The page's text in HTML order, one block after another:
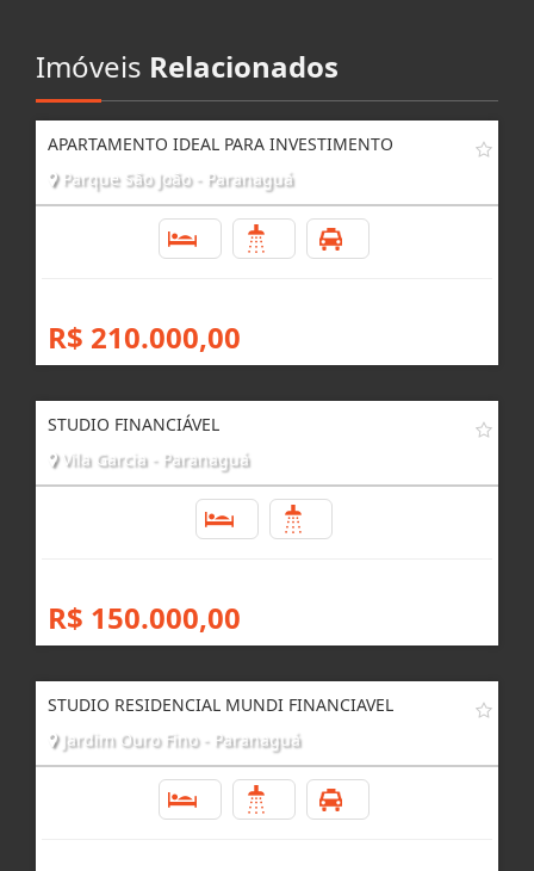
Imóveis Relacionados
APARTAMENTO IDEAL PARA INVESTIMENTO
Parque São João - Paranaguá
R$ 210.000,00
STUDIO FINANCIÁVEL
Vila Garcia - Paranaguá
R$ 150.000,00
STUDIO RESIDENCIAL MUNDI FINANCIAVEL
Jardim Ouro Fino - Paranaguá